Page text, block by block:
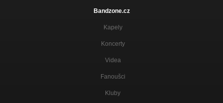
Bandzone.cz
Kapely
Koncerty
Videa
Fanoušci
Kluby